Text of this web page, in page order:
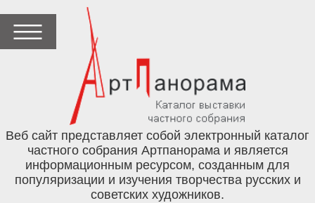
Веб сайт представляет собой электронный каталог
частного собрания Артпанорама и является
информационным ресурсом, созданным для
популяризации и изучения творчества русских и
советских художников.